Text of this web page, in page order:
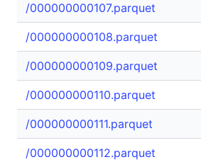
/000000000107.parquet
/000000000108.parquet
/000000000109.parquet
/000000000110.parquet
/000000000111.parquet
/000000000112.parquet